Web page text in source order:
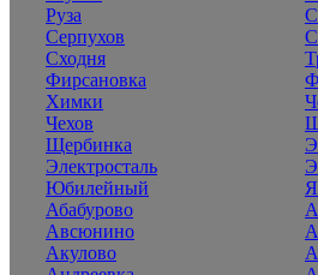
Руза
Серпухов
Сходня
Фирсановка
Химки
Чехов
Щербинка
Электросталь
Юбилейный
Абабурово
Авсюнино
Акулово